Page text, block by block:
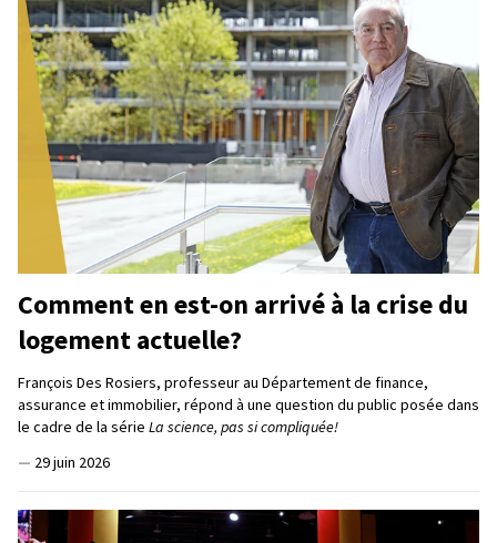
Comment en est-on arrivé à la crise du
logement actuelle?
François Des Rosiers, professeur au Département de finance,
assurance et immobilier, répond à une question du public posée dans
le cadre de la série La science, pas si compliquée!
— 29 juin 2026